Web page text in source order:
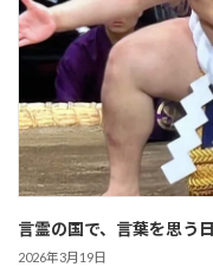
言霊の国で、言葉を思う
2026年3月19日